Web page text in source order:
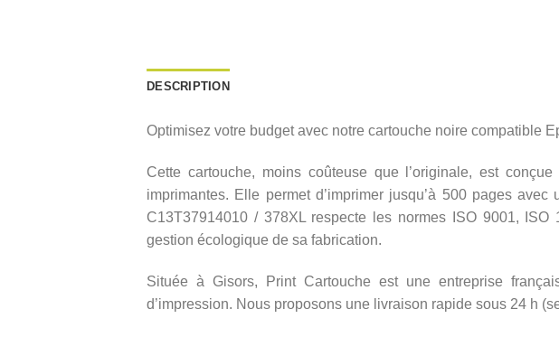
DESCRIPTION
Optimisez votre budget avec notre cartouche noire compatible
Cette cartouche, moins coûteuse que l’originale, est
imprimantes. Elle permet d’imprimer jusqu’à 500 pages
C13T37914010 / 378XL respecte les normes ISO 9001,
gestion écologique de sa fabrication.
Située à Gisors, Print Cartouche est une entreprise
d’impression. Nous proposons une livraison rapide sous 24 h